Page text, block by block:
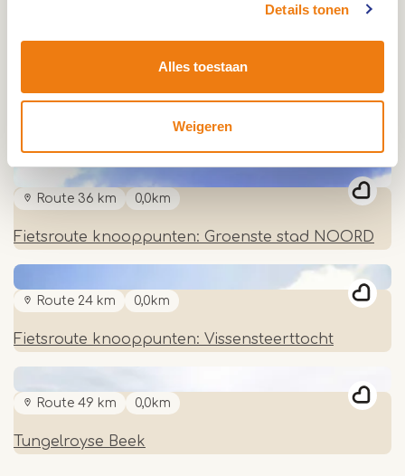
Details tonen
Alles toestaan
Weigeren
Route 23 km 0,0km
Fietsroute - De Heerlijke Peelroute
Route 36 km 0,0km
Fietsroute knooppunten: Groenste stad NOORD
Route 24 km 0,0km
Fietsroute knooppunten: Vissensteerttocht
Route 49 km 0,0km
Tungelroyse Beek